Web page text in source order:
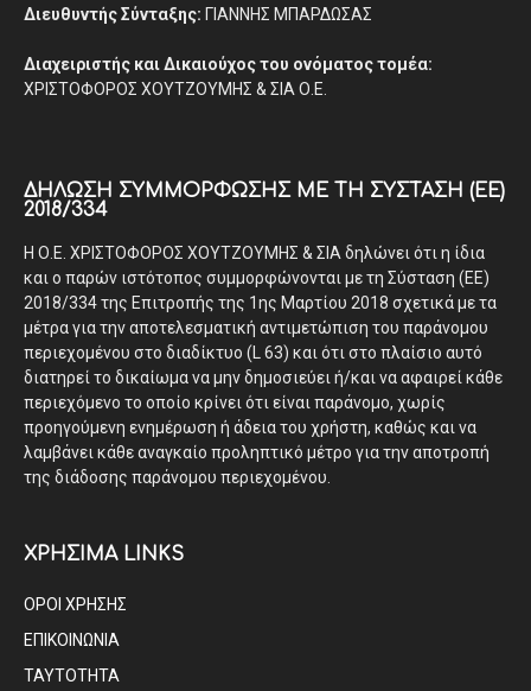
Διευθυντής Σύνταξης: ΓΙΑΝΝΗΣ ΜΠΑΡΔΩΣΑΣ
Διαχειριστής και Δικαιούχος του ονόματος τομέα:
ΧΡΙΣΤΟΦΟΡΟΣ ΧΟΥΤΖΟΥΜΗΣ & ΣΙΑ Ο.Ε.
ΔΉΛΩΣΗ ΣΥΜΜΌΡΦΩΣΗΣ ΜΕ ΤΗ ΣΎΣΤΑΣΗ (ΕΕ)
2018/334
Η Ο.Ε. ΧΡΙΣΤΟΦΟΡΟΣ ΧΟΥΤΖΟΥΜΗΣ & ΣΙΑ δηλώνει ότι η ίδια
και ο παρών ιστότοπος συμμορφώνονται με τη Σύσταση (ΕΕ)
2018/334 της Επιτροπής της 1ης Μαρτίου 2018 σχετικά με τα
μέτρα για την αποτελεσματική αντιμετώπιση του παράνομου
περιεχομένου στο διαδίκτυο (L 63) και ότι στο πλαίσιο αυτό
διατηρεί το δικαίωμα να μην δημοσιεύει ή/και να αφαιρεί κάθε
περιεχόμενο το οποίο κρίνει ότι είναι παράνομο, χωρίς
προηγούμενη ενημέρωση ή άδεια του χρήστη, καθώς και να
λαμβάνει κάθε αναγκαίο προληπτικό μέτρο για την αποτροπή
της διάδοσης παράνομου περιεχομένου.
ΧΡΗΣΙΜΑ LINKS
ΟΡΟΙ ΧΡΗΣΗΣ
ΕΠΙΚΟΙΝΩΝΙΑ
ΤΑΥΤΟΤΗΤΑ